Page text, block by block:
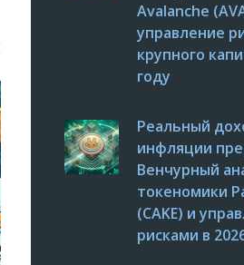
Avalanche
управление
крупного
году
Реальный
инфляции
Венчурный
токеномики
(CAKE) и
рисками в